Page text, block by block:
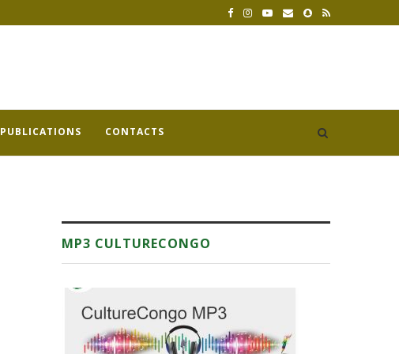
PUBLICATIONS CONTACTS
MP3 CULTURECONGO